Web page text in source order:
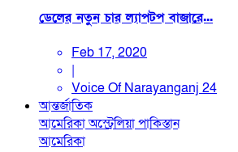
ডেলের নতুন চার ল্যাপটপ বাজারে...
Feb 17, 2020
|
Voice Of Narayanganj 24
আন্তর্জাতিক
আমেরিকাঅস্ট্রেলিয়াপাকিস্তান
আমেরিকা